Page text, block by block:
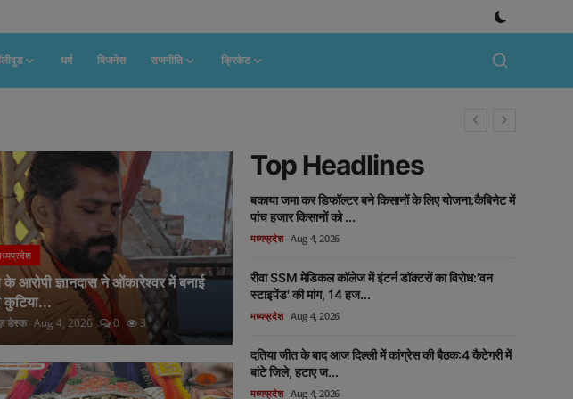
धर्म बिजनेस राजनीति क्रिकेट
के आरोपी ज्ञानदास ने ओंकारेश्वर में बनाई
कुटिया...
डेस्क Aug 4, 2026 0 3
Top Headlines
बकाया जमा कर डिफॉल्टर बने किसानों के लिए योजना:कैबिनेट में
पांच हजार किसानों को ...
मध्यप्रदेश Aug 4, 2026
रीवा SSM मेडिकल कॉलेज में इंटर्न डॉक्टरों का विरोध:'वन
स्टाइपेंड' की मांग, 14 हज...
मध्यप्रदेश Aug 4, 2026
दतिया जीत के बाद आज दिल्ली में कांग्रेस की बैठक:4 कैटेगरी में
बांटे जिले, हटाए ज...
मध्यप्रदेश Aug 4, 2026